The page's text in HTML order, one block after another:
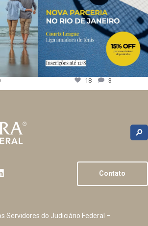
18 3
Contato
Servidores do Judiciário Federal –